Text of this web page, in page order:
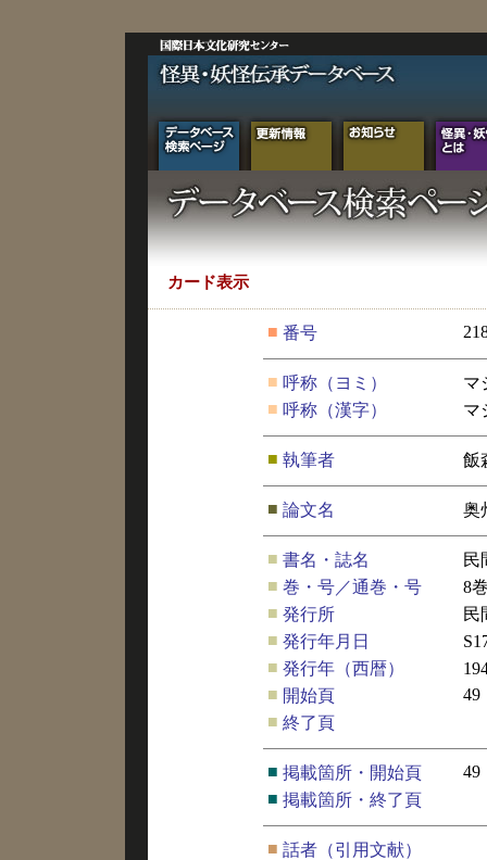
カード表示
■ 番号
■ 呼称（ヨミ）
マ
■ 呼称（漢字） マ
■ 執筆者 飯
■ 論文名 奥
■ 書名・誌名
民
■ 巻・号／通巻・号
8
■ 発行所
民
■ 発行年月日
■ 発行年（西暦）
■ 開始頁
49
■ 終了頁
■ 掲載箇所・開始頁
49
■ 掲載箇所・終了頁
■ 話者（引用文献）